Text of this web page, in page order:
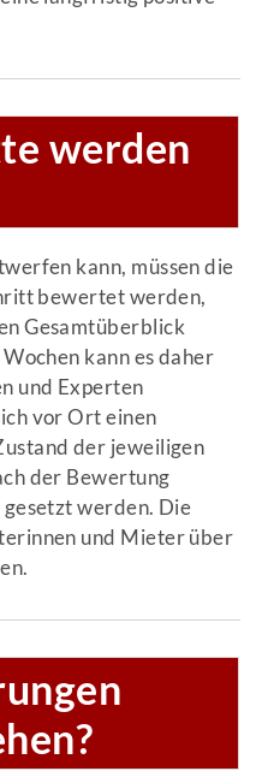
werden
kann, müssen die
bewertet werden,
Gesamtüberblick
kann es daher
und Experten
vor Ort einen
der jeweiligen
der Bewertung
gesetzt werden. Die
und Mieter über